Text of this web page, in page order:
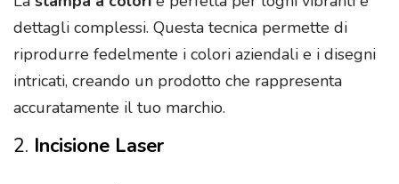
dettagli complessi. Questa tecnica permette di
riprodurre fedelmente i colori aziendali e i disegni
intricati, creando un prodotto che rappresenta
accuratamente il tuo marchio.
2. Incisione Laser